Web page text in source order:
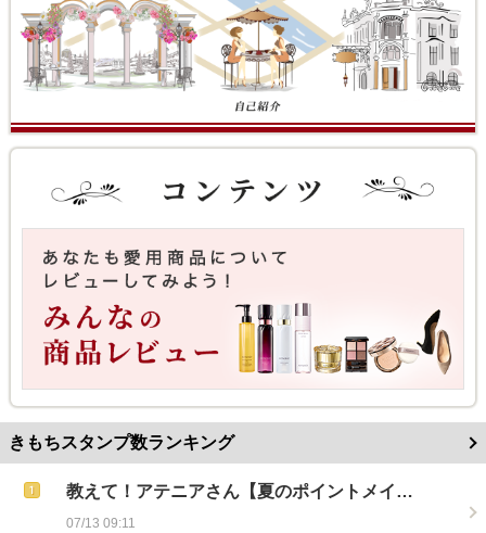
きもちスタンプ数ランキング
教えて！アテニアさん【夏のポイントメイ…
07/13 09:11